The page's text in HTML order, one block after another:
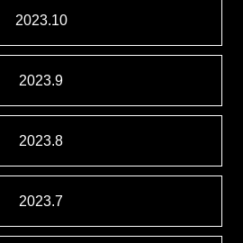
2023.10
2023.9
2023.8
2023.7